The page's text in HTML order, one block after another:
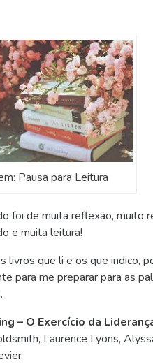
Pausa para Leitura
foi de muita reflexão, muito
e muita leitura!
livros que li e os que indico,
para me preparar para as
– O Exercício da
Laurence Lyons,